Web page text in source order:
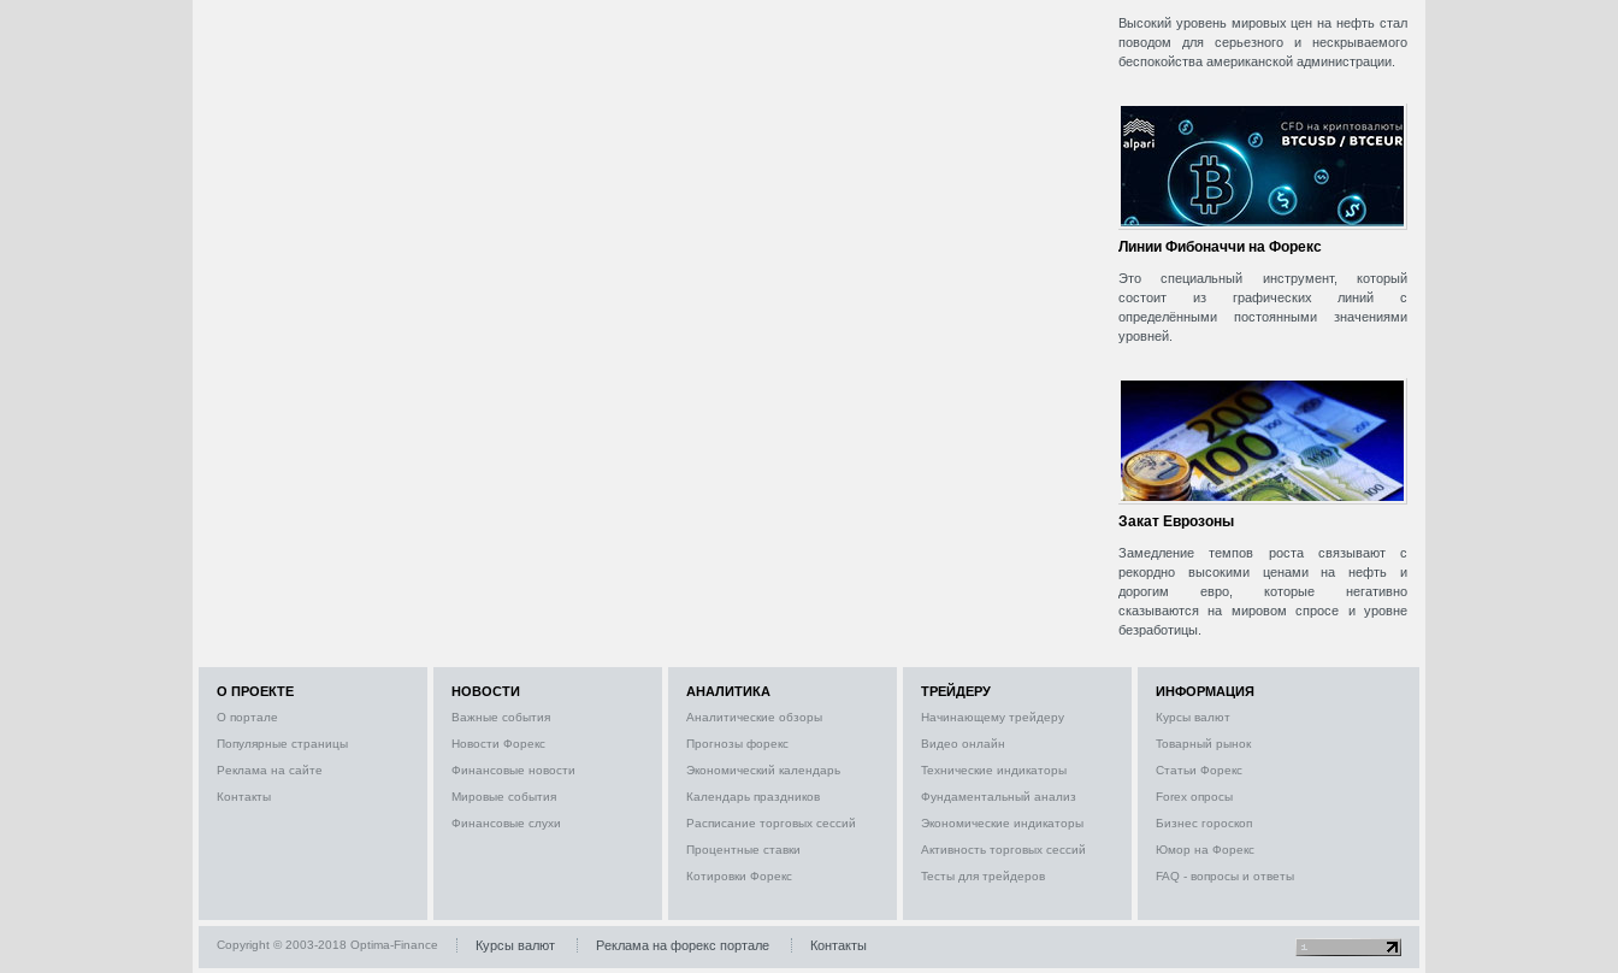
Высокий уровень мировых цен на нефть стал
поводом для серьезного и нескрываемого
беспокойства американской администрации.
Линии Фибоначчи на Форекс
Это специальный инструмент, который
состоит из графических линий с
определёнными постоянными значениями
уровней.
Закат Еврозоны
Замедление темпов роста связывают с
рекордно высокими ценами на нефть и
дорогим евро, которые негативно
сказываются на мировом спросе и уровне
безработицы.
О ПРОЕКТЕ
О портале
Популярные страницы
Реклама на сайте
Контакты
НОВОСТИ
Важные события
Новости Форекс
Финансовые новости
Мировые события
Финансовые слухи
АНАЛИТИКА
Аналитические обзоры
Прогнозы форекс
Экономический календарь
Календарь праздников
Расписание торговых сессий
Процентные ставки
Котировки Форекс
ТРЕЙДЕРУ
Начинающему трейдеру
Видео онлайн
Технические индикаторы
Фундаментальный анализ
Экономические индикаторы
Активность торговых сессий
Тесты для трейдеров
ИНФОРМАЦИЯ
Курсы валют
Товарный рынок
Статьи Форекс
Forex опросы
Бизнес гороскоп
Юмор на Форекс
FAQ - вопросы и ответы
Copyright © 2003-2018 Optima-Finance Курсы валют Реклама на форекс портале Контакты